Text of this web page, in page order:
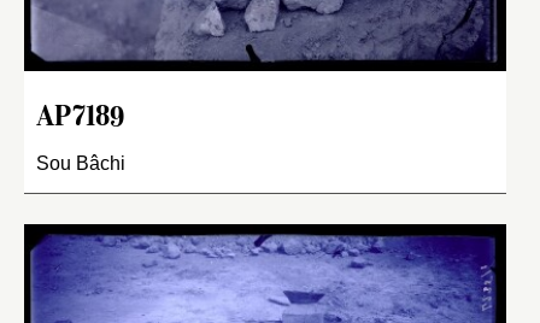
AP7189
Sou Bâchi